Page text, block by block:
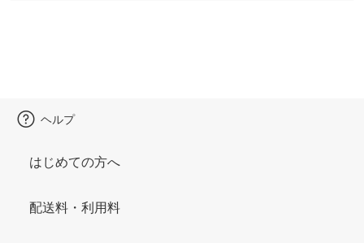
ヘルプ
はじめての方へ
配送料・利用料